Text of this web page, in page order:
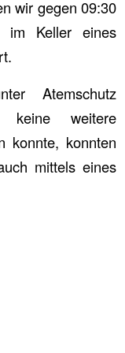
wir gegen 09:30
im Keller eines
Atemschutz
keine weitere
konnte, konnten
mittels eines